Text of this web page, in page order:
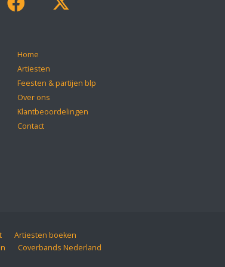
Home
Artiesten
Feesten & partijen blp
Over ons
Klantbeoordelingen
Contact
Artiesten boeken
Coverbands Nederland